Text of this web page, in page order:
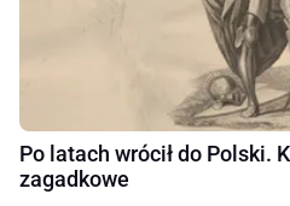
Po latach wrócił do Polski.
zagadkowe